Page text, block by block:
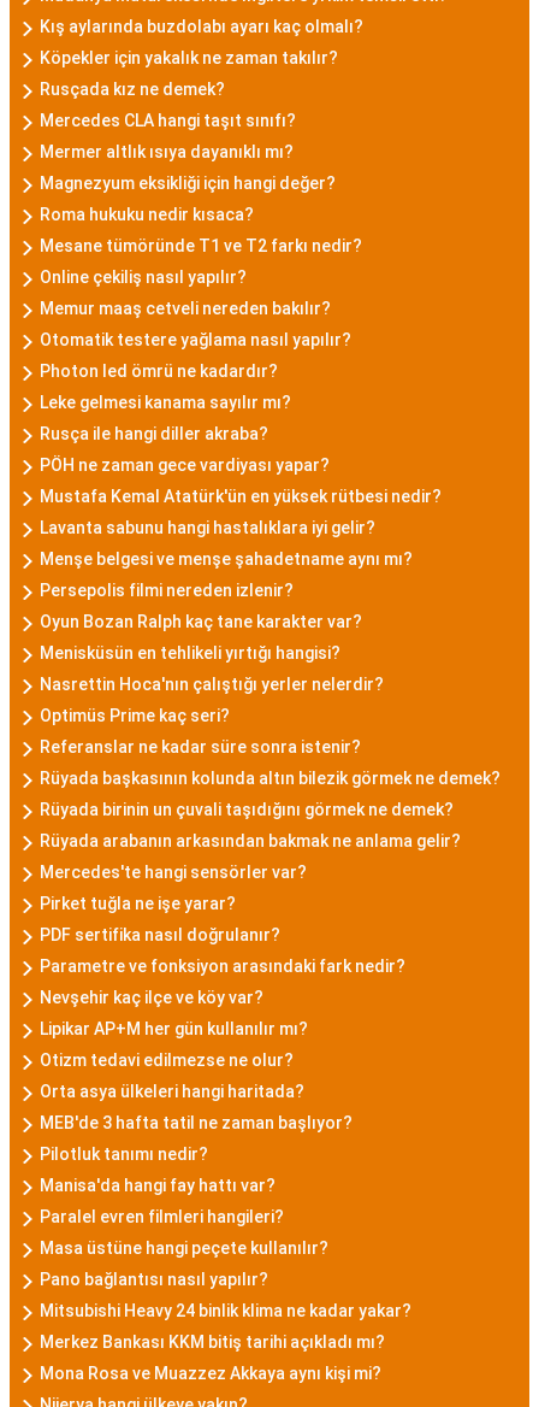
Kış aylarında buzdolabı ayarı kaç olmalı?
Köpekler için yakalık ne zaman takılır?
Rusçada kız ne demek?
Mercedes CLA hangi taşıt sınıfı?
Mermer altlık ısıya dayanıklı mı?
Magnezyum eksikliği için hangi değer?
Roma hukuku nedir kısaca?
Mesane tümöründe T1 ve T2 farkı nedir?
Online çekiliş nasıl yapılır?
Memur maaş cetveli nereden bakılır?
Otomatik testere yağlama nasıl yapılır?
Photon led ömrü ne kadardır?
Leke gelmesi kanama sayılır mı?
Rusça ile hangi diller akraba?
PÖH ne zaman gece vardiyası yapar?
Mustafa Kemal Atatürk'ün en yüksek rütbesi nedir?
Lavanta sabunu hangi hastalıklara iyi gelir?
Menşe belgesi ve menşe şahadetname aynı mı?
Persepolis filmi nereden izlenir?
Oyun Bozan Ralph kaç tane karakter var?
Menisküsün en tehlikeli yırtığı hangisi?
Nasrettin Hoca'nın çalıştığı yerler nelerdir?
Optimüs Prime kaç seri?
Referanslar ne kadar süre sonra istenir?
Rüyada başkasının kolunda altın bilezik görmek ne demek?
Rüyada birinin un çuvali taşıdığını görmek ne demek?
Rüyada arabanın arkasından bakmak ne anlama gelir?
Mercedes'te hangi sensörler var?
Pirket tuğla ne işe yarar?
PDF sertifika nasıl doğrulanır?
Parametre ve fonksiyon arasındaki fark nedir?
Nevşehir kaç ilçe ve köy var?
Lipikar AP+M her gün kullanılır mı?
Otizm tedavi edilmezse ne olur?
Orta asya ülkeleri hangi haritada?
MEB'de 3 hafta tatil ne zaman başlıyor?
Pilotluk tanımı nedir?
Manisa'da hangi fay hattı var?
Paralel evren filmleri hangileri?
Masa üstüne hangi peçete kullanılır?
Pano bağlantısı nasıl yapılır?
Mitsubishi Heavy 24 binlik klima ne kadar yakar?
Merkez Bankası KKM bitiş tarihi açıkladı mı?
Mona Rosa ve Muazzez Akkaya aynı kişi mi?